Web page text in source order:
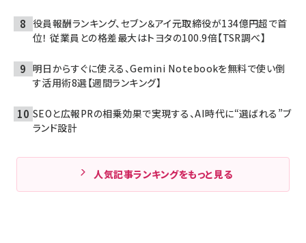
役員報酬ランキング、セブン＆アイ元取締役が134億円超で首
位！ 従業員との格差最大はトヨタの100.9倍【TSR調べ】
明日からすぐに使える、Gemini Notebookを無料で使い倒
す活用術8選【週間ランキング】
SEOと広報PRの相乗効果で実現する、AI時代に“選ばれる”ブ
ランド設計
人気記事ランキングをもっと見る